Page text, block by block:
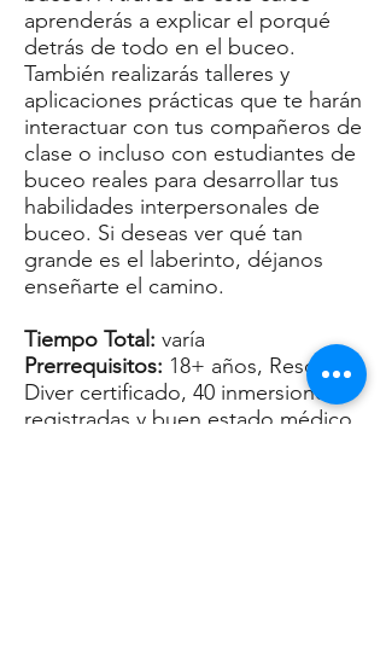
aprenderás a explicar el porqué
detrás de todo en el buceo.
También realizarás talleres y
aplicaciones prácticas que te harán
interactuar con tus compañeros de
clase o incluso con estudiantes de
buceo reales para desarrollar tus
habilidades interpersonales de
buceo. Si deseas ver qué tan
grande es el laberinto, déjanos
enseñarte el camino.
Tiempo Total: varía
Prerrequisitos: 18+ años, Rescue
Diver certificado, 40 inmersiones
registradas y buen estado médico